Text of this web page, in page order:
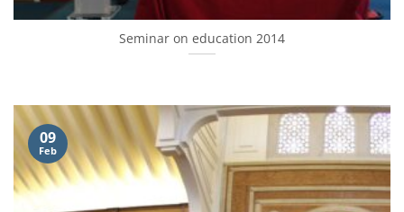
Seminar on education 2014
09
Feb